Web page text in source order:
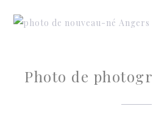
Photo de